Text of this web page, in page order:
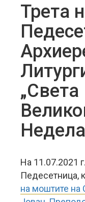
Трета
„Света
На 11.07.2021
Педесетница,
на моштите на